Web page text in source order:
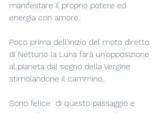
manifestare il proprio potere ed
energia con amore.
Poco prima dell'inizio del moto diretto
di Nettuno la Luna farà un'opposizione
al pianeta dal segno della Vergine
stimolandone il cammino.
Sono felice  di questo passaggio e